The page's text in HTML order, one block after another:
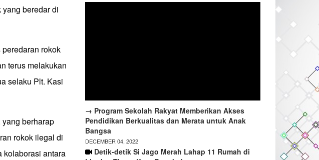
beredar di
rokok
terus melakukan
selaku Plt. Kasi
berharap
rokok ilegal di
kolaborasi antara
→ Program Sekolah Rakyat Memberikan Akses
Pendidikan Berkualitas dan Merata untuk Anak
Bangsa
DECEMBER 04, 2022
Detik-detik Si Jago Merah Lahap 11 Rumah di